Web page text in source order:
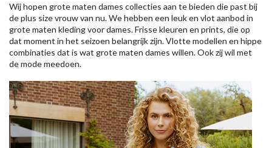
Wij hopen grote maten dames collecties aan te bieden die past bij
de plus size vrouw van nu. We hebben een leuk en vlot aanbod in
grote maten kleding voor dames. Frisse kleuren en prints, die op
dat moment in het seizoen belangrijk zijn. Vlotte modellen en hippe
combinaties dat is wat grote maten dames willen. Ook zij wil met
de mode meedoen.